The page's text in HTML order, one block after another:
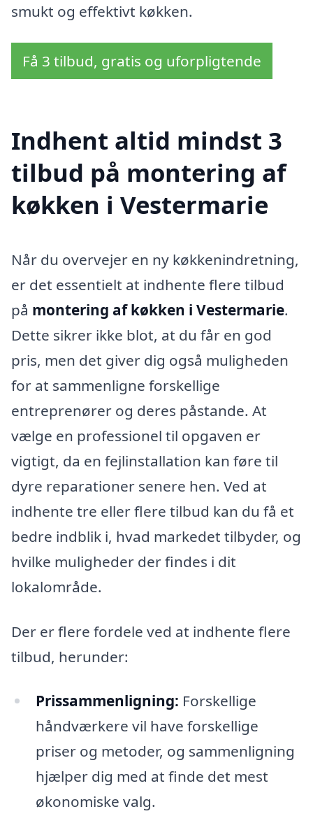
smukt og effektivt køkken.
Få 3 tilbud, gratis og uforpligtende
Indhent altid mindst 3
tilbud på montering af
køkken i Vestermarie
Når du overvejer en ny køkkenindretning,
er det essentielt at indhente flere tilbud
på montering af køkken i Vestermarie.
Dette sikrer ikke blot, at du får en god
pris, men det giver dig også muligheden
for at sammenligne forskellige
entreprenører og deres påstande. At
vælge en professionel til opgaven er
vigtigt, da en fejlinstallation kan føre til
dyre reparationer senere hen. Ved at
indhente tre eller flere tilbud kan du få et
bedre indblik i, hvad markedet tilbyder, og
hvilke muligheder der findes i dit
lokalområde.
Der er flere fordele ved at indhente flere
tilbud, herunder:
Prissammenligning: Forskellige
håndværkere vil have forskellige
priser og metoder, og sammenligning
hjælper dig med at finde det mest
økonomiske valg.